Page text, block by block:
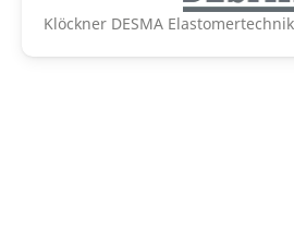
Klöckner DESMA